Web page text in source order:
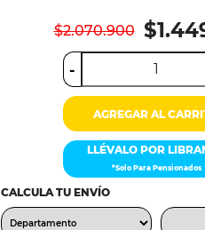
$2.070.900
-
AGREGAR AL
LLÉVALO POR
*Solo Para Pensionados
CALCULA TU ENVÍO